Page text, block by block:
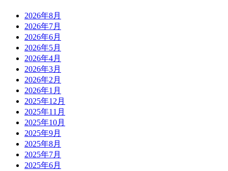
2026年8月
2026年7月
2026年6月
2026年5月
2026年4月
2026年3月
2026年2月
2026年1月
2025年12月
2025年11月
2025年10月
2025年9月
2025年8月
2025年7月
2025年6月